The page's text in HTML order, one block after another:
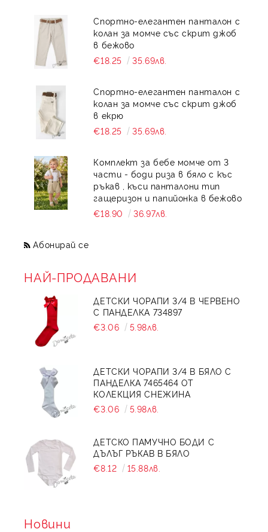
Спортно-елегантен панталон с
колан за момче със скрит джоб
в бежово
€18.25
35.69лв.
Спортно-елегантен панталон с
колан за момче със скрит джоб
в екрю
€18.25
35.69лв.
Комплект за бебе момче от 3
части - боди риза в бяло с къс
ръкав , къси панталони тип
гащеризон и папийонка в бежово
€18.90
36.97лв.
Абонирай се
НАЙ-ПРОДАВАНИ
ДЕТСКИ ЧОРАПИ 3/4 В ЧЕРВЕНО
С ПАНДЕЛКА 734897
€3.06
5.98лв.
ДЕТСКИ ЧОРАПИ 3/4 В БЯЛО С
ПАНДЕЛКА 7465464 ОТ
КОЛЕКЦИЯ СНЕЖИНА
€3.06
5.98лв.
ДЕТСКО ПАМУЧНО БОДИ С
ДЪЛЪГ РЪКАВ В БЯЛО
€8.12
15.88лв.
Новини